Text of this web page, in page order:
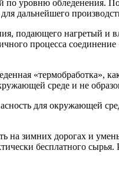
уровню обледенения.
дальнейшего
подающего нагретый и
процесса соединение
«термобработка»,
среде и не
для окружающей
зимних дорогах и
бесплатного сырья.